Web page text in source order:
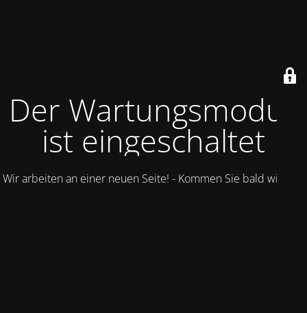
Der Wartungsmodus
ist eingeschaltet
Wir arbeiten an einer neuen Seite! - Kommen Sie bald wieder.